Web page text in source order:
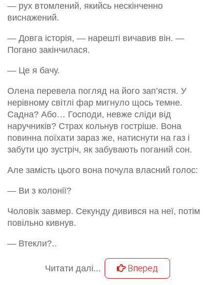
— рух втомлений, якийсь нескінченно
виснажений.
— Довга історія, — нарешті вичавив він. —
Погано закінчилася.
— Це я бачу.
Олена перевела погляд на його зап’ястя. У
нерівному світлі фар мигнуло щось темне.
Садна? Або… Господи, невже сліди від
наручників? Страх кольнув гостріше. Вона
повинна поїхати зараз же, натиснути на газ і
забути цю зустріч, як забувають поганий сон.
Але замість цього вона почула власний голос:
— Ви з колонії?
Чоловік завмер. Секунду дивився на неї, потім
повільно кивнув.
— Втекли?..
Читати далі... Вперед